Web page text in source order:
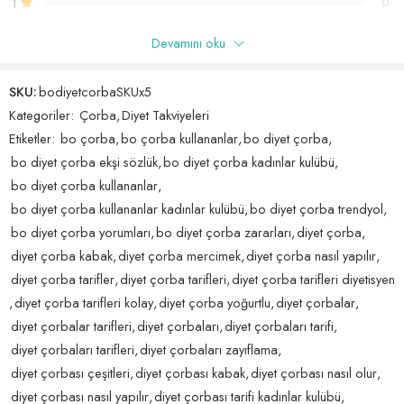
Bo Diyet Çorba kullanımı oldukça basittir. Bir bardak kaynatılmış suya,
çorbanın en iyi sonucu vermesi için öğle saatlerinde aç karnına
Günde 1 defa, öğle öğünü yerine tüketilmesi önerilmektedir. Her
kutuda 30 adet çorba bulunmaktadır ve bu da 1 aylık kullanıma uygun
bir miktarı temsil etmektedir.
Bo Diyet Çorba’nın içeriği tamamen doğal ve sağlıklı bileşenlerden
oluşmaktadır. Bu çorba, vücudunuzun ihtiyaç duyduğu besinleri
karşılar ve sağlıklı bir şekilde kilo vermenize yardımcı olur.
Bo Diyet Çorba, zayıflama ve detoks konusunda uzmanlaşmış bir
fitoterapist tarafından önerilen bir üründür. Bu çorba düzenli
kullanıldığında, kilo verme sürecinizi hızlandırır ve daha sağlıklı bir
vücuda sahip olmanıza yardımcı olur.
Bo Diyet Çorba, piyasadaki en etkili zayıflama ürünlerinden biridir.
Doğal ve sağlıklı içeriği sayesinde kilo vermek isteyenlere harika
çözüğümdür.
rahatsızlıkları, kanser hastalıklara sahip kişilerin kullanmalarını tavsiye
Yalnızca bu ürünü satın almış oturum açmış müşteriler yorum
499 incelemesinden 1 - 25 gösteriliyor
Göre sırala
Helpful?
5 üzerinden
oy aldı
afsar(doğrulanmış kullanıcı)– 23 Haziran 2024
Kargo hızlıydı,kutunun üzerinde yazan numarayla irtibata
geçtiğimde bilgilendirme de sağlandı.Hediyeler için de
teşekkür ederim.Bugün başlıyorum kilom 96.9,sporla
beraber devam ettiricem,21 gün sonra tekrar bilgilendirme
yapacağım.
Devamını oku
SKU:bodiyetcorbaSKUx5
Kategoriler: Çorba,Diyet Takviyeleri
Etiketler: bo çorba,bo çorba kullananlar,bo diyet çorba,
bo diyet çorba ekşi sözlük,bo diyet çorba kadınlar kulübü,
bo diyet çorba kullananlar,
bo diyet çorba kullananlar kadınlar kulübü,bo diyet çorba trendyol,
bo diyet çorba yorumları,bo diyet çorba zararları,diyet çorba,
diyet çorba kabak,diyet çorba mercimek,diyet çorba nasıl yapılır,
diyet çorba tarifler,diyet çorba tarifleri,diyet çorba tarifleri diyetisyen
,diyet çorba tarifleri kolay,diyet çorba yoğurtlu,diyet çorbalar,
diyet çorbalar tarifleri,diyet çorbaları,diyet çorbaları tarifi,
diyet çorbaları tarifleri,diyet çorbaları zayıflama,
diyet çorbası çeşitleri,diyet çorbası kabak,diyet çorbası nasıl olur,
diyet çorbası nasıl yapılır,diyet çorbası tarifi kadınlar kulübü,